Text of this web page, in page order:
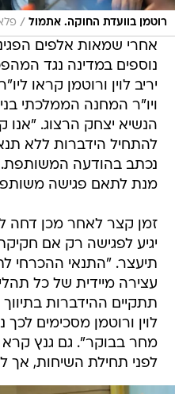
רוטמן בוועדת החוקה. אתמול / פלאש 90,
אחרי שמאות אלפים
נוספים במדינה נגד
יריב לוין ורוטמן קראו
ויו"ר המחנה הממלכתי
הנשיא יצחק הרצוג. "אנו
להתחיל הידברות ללא
נכתב בהודעה המשותפת.
מנת לתאם פגישה
זמן קצר לאחר מכן דחה
יגיע לפגישה רק אם
תיעצר. "התנאי ההכרחי
עצירה מיידית של כל
תתקיים ההידברות
לוין ורוטמן מסכימים
מחר בבוקר". גם גנץ
לפני תחילת השיחות, אך